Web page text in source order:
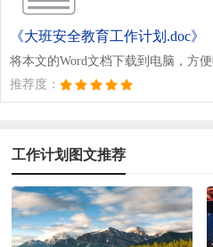
《大班安全教育工作计划.doc》
将本文的Word文档下载到电脑，方
推荐度：
工作计划图文推荐